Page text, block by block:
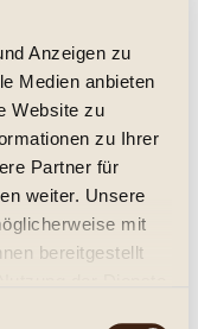
Anzeigen zu
Medien anbieten
Website zu
zu Ihrer
Partner für
weiter. Unsere
mit
bereitgestellt